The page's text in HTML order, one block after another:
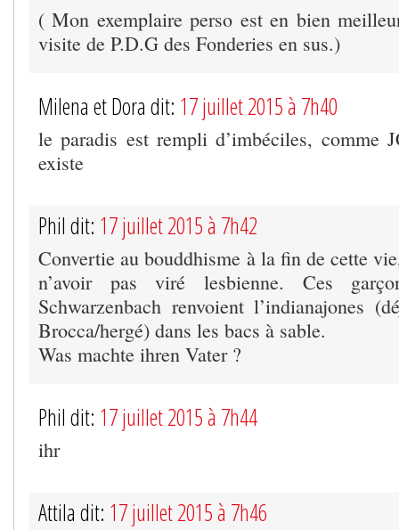
( Mon exemplaire perso est en bien
visite de P.D.G des Fonderies en sus.)
Milena et Dora dit: 17 juillet 2015 à 7h40
le paradis est rempli d’imbéciles, comme
existe
Phil dit: 17 juillet 2015 à 7h42
Convertie au bouddhisme à la fin de cette
n’avoir pas viré lesbienne. Ces
Schwarzenbach renvoient l’indianajones
Brocca/hergé) dans les bacs à sable.
Was machte ihren Vater ?
Phil dit: 17 juillet 2015 à 7h44
ihr
Attila dit: 17 juillet 2015 à 7h46